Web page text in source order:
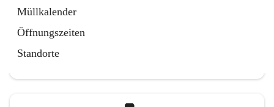
Müllkalender
Öffnungszeiten
Standorte